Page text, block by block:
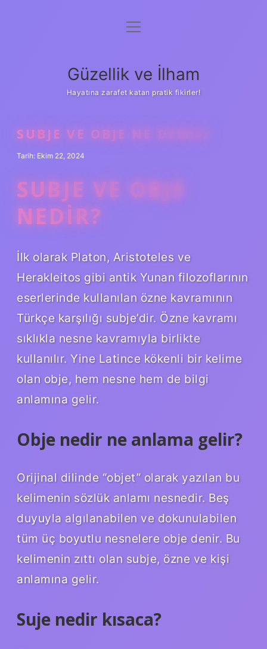
Anasayfa
Yasal Uyarı
menüyü
Güzellik ve İlham
Hayatına zarafet katan pratik fikirler!
SUBJE VE OBJE NE DEMEK
Tarih: Ekim 22, 2024
SUBJE VE OBJE
NEDIR?
İlk olarak Platon, Aristoteles ve
Herakleitos gibi antik Yunan filozoflarının
eserlerinde kullanılan özne kavramının
Türkçe karşılığı subje’dir. Özne kavramı
sıklıkla nesne kavramıyla birlikte
kullanılır. Yine Latince kökenli bir kelime
olan obje, hem nesne hem de bilgi
anlamına gelir.
Obje nedir ne anlama gelir?
Orijinal dilinde “objet” olarak yazılan bu
kelimenin sözlük anlamı nesnedir. Beş
duyuyla algılanabilen ve dokunulabilen
tüm üç boyutlu nesnelere obje denir. Bu
kelimenin zıttı olan subje, özne ve kişi
anlamına gelir.
Suje nedir kısaca?